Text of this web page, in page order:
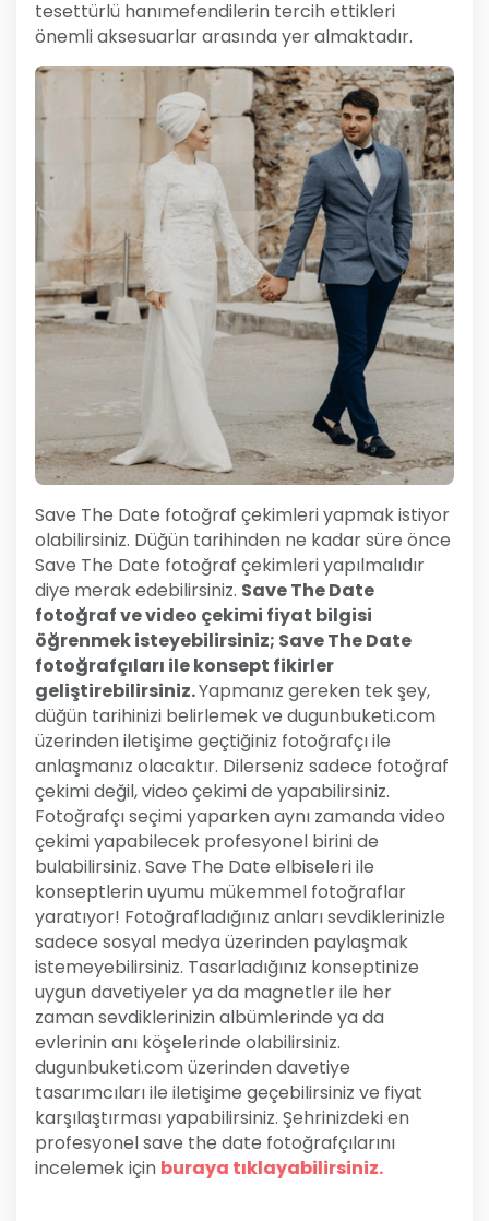
tesettürlü hanımefendilerin tercih ettikleri
önemli aksesuarlar arasında yer almaktadır.
Save The Date fotoğraf çekimleri yapmak istiyor
olabilirsiniz. Düğün tarihinden ne kadar süre önce
Save The Date fotoğraf çekimleri yapılmalıdır
diye merak edebilirsiniz. Save The Date
fotoğraf ve video çekimi fiyat bilgisi
öğrenmek isteyebilirsiniz; Save The Date
fotoğrafçıları ile konsept fikirler
geliştirebilirsiniz.Yapmanız gereken tek şey,
düğün tarihinizi belirlemek ve dugunbuketi.com
üzerinden iletişime geçtiğiniz fotoğrafçı ile
anlaşmanız olacaktır. Dilerseniz sadece fotoğraf
çekimi değil, video çekimi de yapabilirsiniz.
Fotoğrafçı seçimi yaparken aynı zamanda video
çekimi yapabilecek profesyonel birini de
bulabilirsiniz. Save The Date elbiseleri ile
konseptlerin uyumu mükemmel fotoğraflar
yaratıyor! Fotoğrafladığınız anları sevdiklerinizle
sadece sosyal medya üzerinden paylaşmak
istemeyebilirsiniz. Tasarladığınız konseptinize
uygun davetiyeler ya da magnetler ile her
zaman sevdiklerinizin albümlerinde ya da
evlerinin anı köşelerinde olabilirsiniz.
dugunbuketi.com üzerinden davetiye
tasarımcıları ile iletişime geçebilirsiniz ve fiyat
karşılaştırması yapabilirsiniz. Şehrinizdeki en
profesyonel save the date fotoğrafçılarını
incelemek için buraya tıklayabilirsiniz.